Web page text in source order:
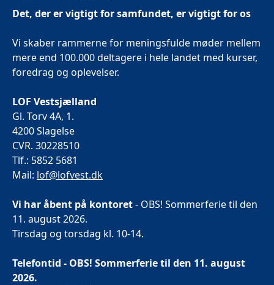
Det, der er vigtigt for samfundet, er vigtigt for os
Vi skaber rammerne for meningsfulde møder mellem
mere end 100.000 deltagere i hele landet med kurser,
foredrag og oplevelser.
LOF Vestsjælland
Gl. Torv 4A, 1.
4200 Slagelse
CVR. 30228510
Tlf.: 5852 5681
Mail: lof@lofvest.dk
Vi har åbent på kontoret- OBS! Sommerferie til den
11. august 2026.
Tirsdag og torsdag kl. 10-14.
Telefontid - OBS! Sommerferie til den 11. august
2026.